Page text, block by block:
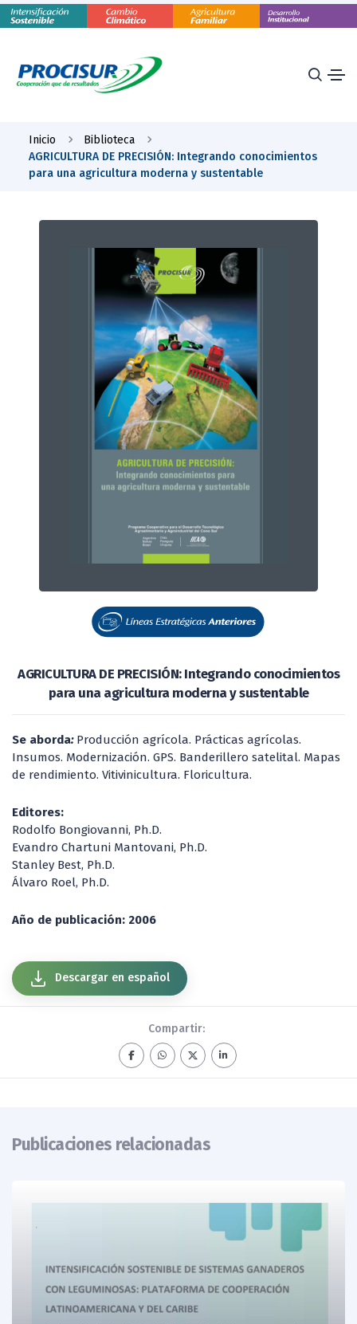
Inicio
Biblioteca
AGRICULTURA DE PRECISIÓN: Integrando conocimientos
para una agricultura moderna y sustentable
AGRICULTURA DE PRECISIÓN: Integrando conocimientos
para una agricultura moderna y sustentable
Se aborda: Producción agrícola. Prácticas agrícolas.
Insumos. Modernización. GPS. Banderillero satelital. Mapas
de rendimiento. Vitivinicultura. Floricultura.
Editores:
Rodolfo Bongiovanni, Ph.D.
Evandro Chartuni Mantovani, Ph.D.
Stanley Best, Ph.D.
Álvaro Roel, Ph.D.
Año de publicación: 2006
Descargar en español
Compartir:
Publicaciones relacionadas